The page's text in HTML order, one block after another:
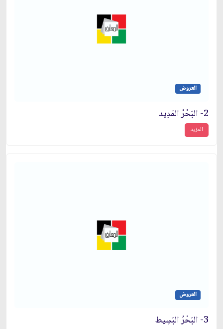
العروض
2- البَحْرُ المَدِيد
المزيد
العروض
3- البَحْرُ البَسِيط